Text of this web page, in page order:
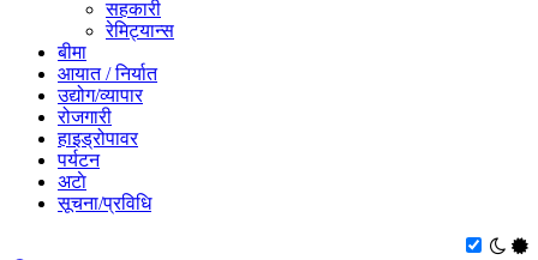
सहकारी
रेमिट्यान्स
बीमा
आयात / निर्यात
उद्योग/व्यापार
रोजगारी
हाइड्रोपावर
पर्यटन
अटाे
सूचना/प्रविधि